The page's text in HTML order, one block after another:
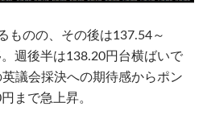
ものの、その後は137.54～
週後半は138.20円台横ばいで
議会採決への期待感からポン
まで急上昇。